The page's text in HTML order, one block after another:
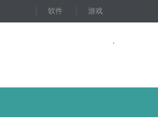
软件 游戏